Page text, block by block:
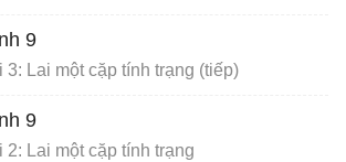
9
3: Lai một cặp tính trạng (tiếp)
9
2: Lai một cặp tính trạng